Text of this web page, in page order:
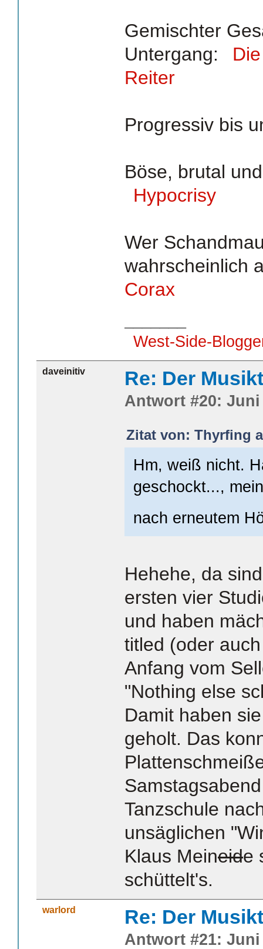
Gemischter
Untergang:
Reiter
Progressiv bis
Böse, brutal
Hypocrisy
Wer
wahrscheinlich
Corax
West-Side-
daveinitiv Re: Der
Antwort #20: Juni
Zitat von: Thyrfing
Hm, weiß nicht.
geschockt...,
nach erneutem
Hehehe, da
ersten vier
und haben
titled (oder
Anfang vom
"Nothing else
Damit haben
geholt. Das
Tanzschule
unsäglichen
Klaus Meineide
schüttelt's.
warlord Re: Der
Antwort #21: Juni